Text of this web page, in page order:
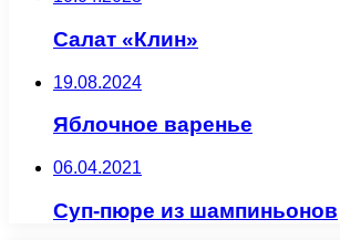
Салат «Клин»
19.08.2024
Яблочное варенье
06.04.2021
Суп-пюре из шампиньонов